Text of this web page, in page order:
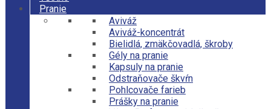
Pranie
Aviváž
Aviváž-koncentrát
Bielidlá, zmäkčovadlá, škroby
Gély na pranie
Kapsuly na pranie
Odstraňovače škvŕn
Pohlcovače farieb
Prášky na pranie